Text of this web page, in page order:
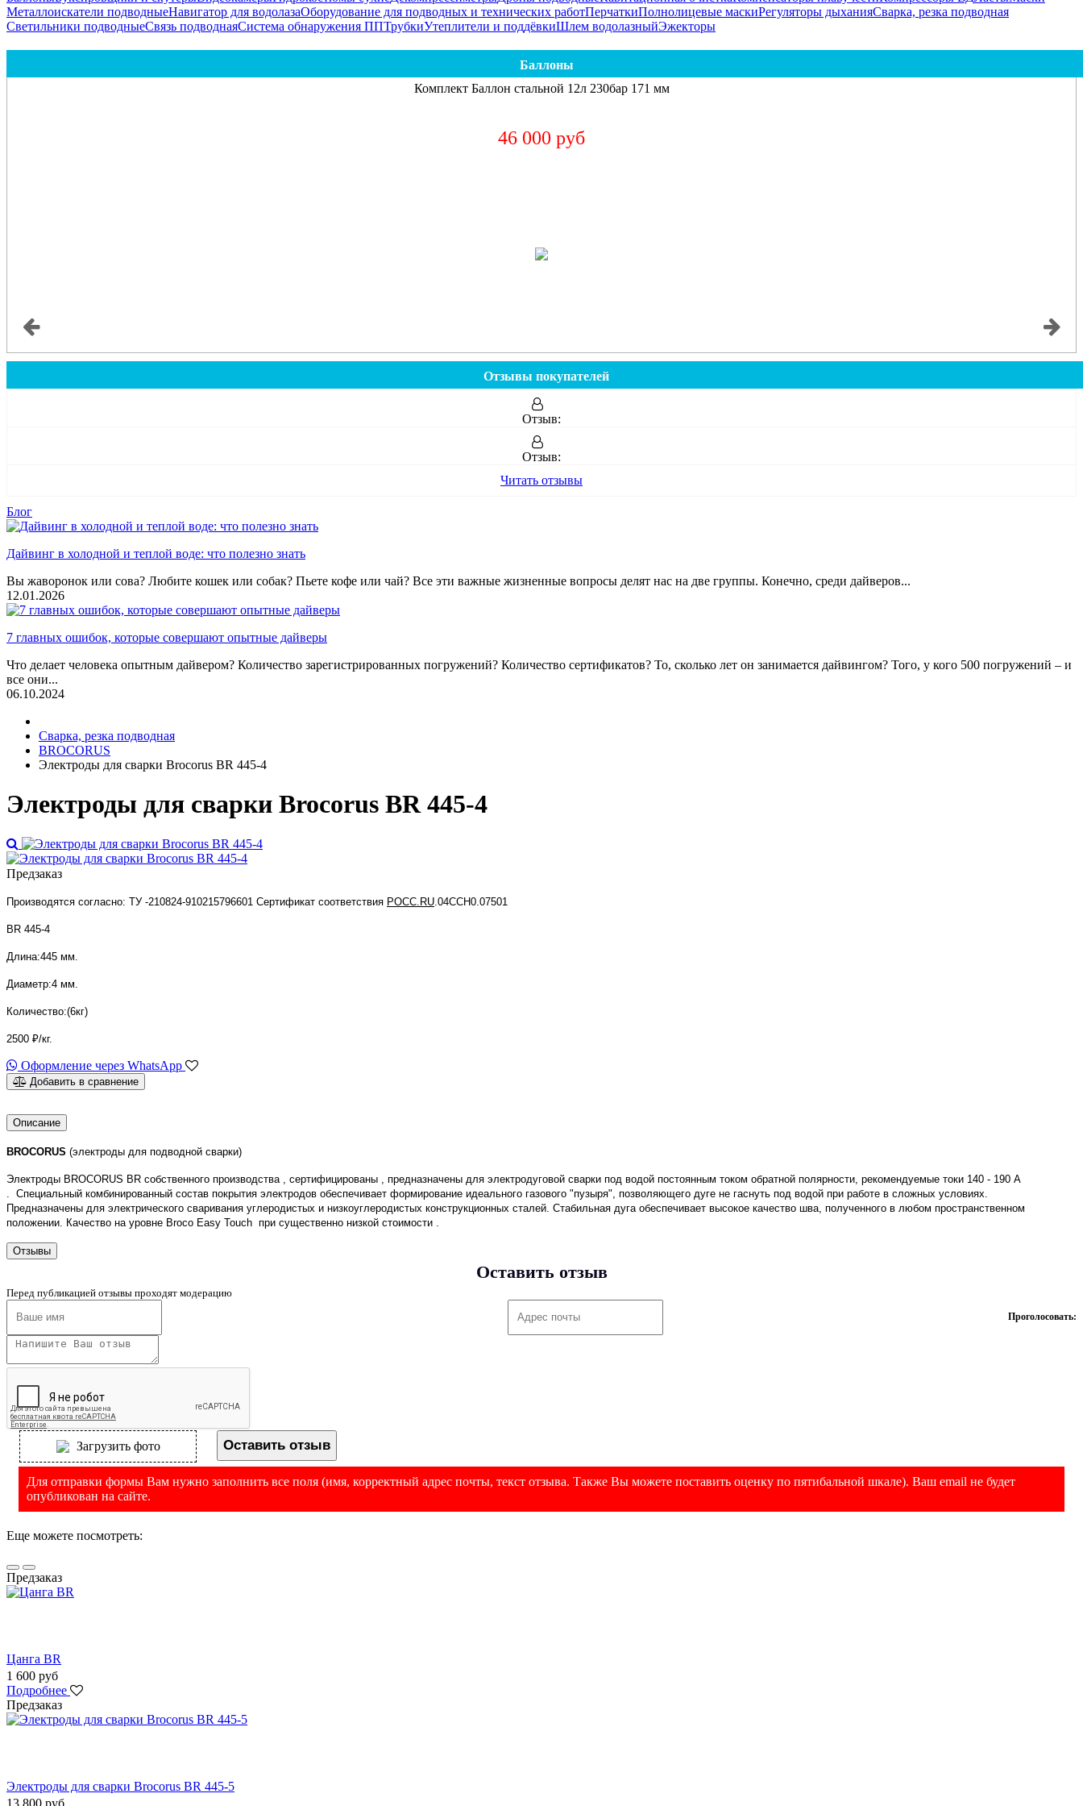
Металлоискатели подводныеНавигатор для водолазаОборудование для подводных и технических работПерчаткиПолнолицевые маскиРегуляторы дыханияСварка, резка подводная
Светильники подводныеСвязь подводнаяСистема обнаружения ППТрубкиУтеплители и поддёвкиШлем водолазныйЭжекторы
Баллоны
Комплект Баллон стальной 12л 230бар 171 мм
46 000 руб
Отзывы покупателей
Отзыв:
Отзыв:
Читать отзывы
Блог
Дайвинг в холодной и теплой воде: что полезно знать
Вы жаворонок или сова? Любите кошек или собак? Пьете кофе или чай? Все эти важные жизненные вопросы делят нас на две группы. Конечно, среди дайверов...
12.01.2026
7 главных ошибок, которые совершают опытные дайверы
Что делает человека опытным дайвером? Количество зарегистрированных погружений? Количество сертификатов? То, сколько лет он занимается дайвингом? Того, у кого 500 погружений – и
все они...
06.10.2024
Сварка, резка подводная
BROCORUS
Электроды для сварки Brocorus BR 445-4
Электроды для сварки Brocorus BR 445-4
Предзаказ
Производятся согласно: ТУ -210824-910215796601 Сертификат соответствия РОСС.RU .04CCH0.07501
BR 445-4
Длина:445 мм.
Диаметр:4 мм.
Количество:(6кг)
2500 ₽/кг.
Оформление через WhatsApp
Добавить в сравнение
Описание
BROCORUS (электроды для подводной сварки)
Электроды BROCORUS BR собственного производства , сертифицированы , предназначены для электродуговой сварки под водой постоянным током обратной полярности, рекомендуемые токи 140 - 190 А
. Специальный комбинированный состав покрытия электродов обеспечивает формирование идеального газового "пузыря", позволяющего дуге не гаснуть под водой при работе в сложных условиях.
Предназначены для электрического сваривания углеродистых и низкоуглеродистых конструкционных сталей. Стабильная дуга обеспечивает высокое качество шва, полученного в любом пространственном
положении. Качество на уровне Broco Easy Touch при существенно низкой стоимости .
Отзывы
Оставить отзыв
Перед публикацией отзывы проходят модерацию
Проголосовать:
Загрузить фото Оставить отзыв
Для отправки формы Вам нужно заполнить все поля (имя, корректный адрес почты, текст отзыва. Также Вы можете поставить оценку по пятибальной шкале). Ваш email не будет
опубликован на сайте.
Еще можете посмотреть:
Предзаказ
Цанга BR
1 600 руб
Подробнее
Предзаказ
Электроды для сварки Brocorus BR 445-5
13 800 руб